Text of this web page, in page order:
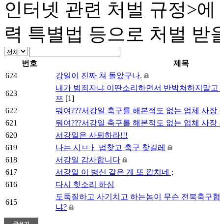
인터넷 관련 처벌 규정>
력 특별법 등으로 처벌 받
번호
제목
624
강일이 진짜 쳐 돌았구나.
623
내가 범죄자냐 이딴소리하면서 반박쳐하지말
ㅉ [1]
622
뭐여???서강일 축구를 해본적도 없는 업체 사장
621
뭐여???서강일 축구를 해본적도 없는 업체 사장
620
서강일은 사퇴하라!!!
619
나는 시ㅂㅏ 법찾고 축구 찾길레
618
서강일 감사합니다
617
서강일 이 병신 같은 게 또 깝치네 ;
616
다시 헛소리 하심
615
도둑질하고 사기치고 하는놈이 무슨 전북축구
냐?